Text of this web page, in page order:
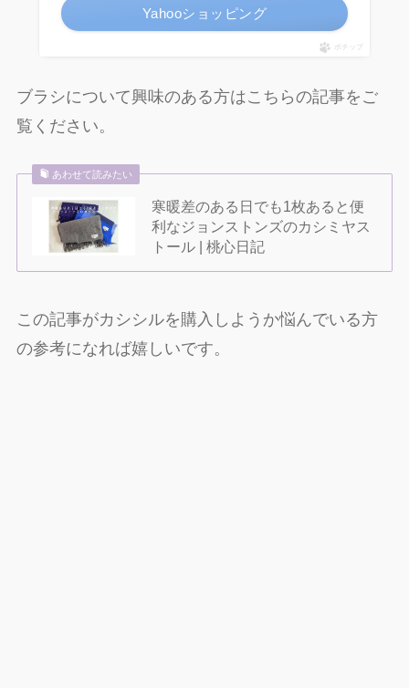
Yahooショッピング
ポチップ
ブラシについて興味のある方はこちらの記事をご
覧ください。
あわせて読みたい
寒暖差のある日でも1枚あると便
利なジョンストンズのカシミヤス
トール | 桃心日記
この記事がカシシルを購入しようか悩んでいる方
の参考になれば嬉しいです。